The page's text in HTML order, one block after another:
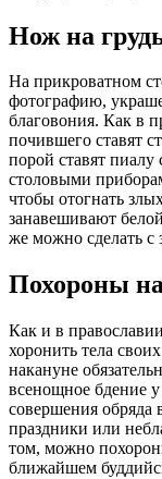
Нож на
На прикроватном
фотографию,
благовония. Как в
почившего ставят
порой ставят
столовыми
чтобы отогнать
занавешивают
же можно сделать с
Похороны
Как и в
хоронить тела
накануне
всенощное бдение
совершения обряда
праздники или
том, можно
ближайшем